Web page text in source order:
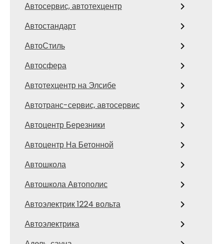
Автосервис, автотехцентр
Автостандарт
АвтоСтиль
Автосфера
Автотехцентр на Элсибе
Автотранс-сервис, автосервис
Автоцентр Березники
Автоцентр На Бетонной
Автошкола
Автошкола Автополис
Автоэлектрик 1224 вольта
Автоэлектрика